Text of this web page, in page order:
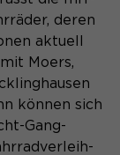
der
deren
aktuell
Moers,
können sich
Gang-